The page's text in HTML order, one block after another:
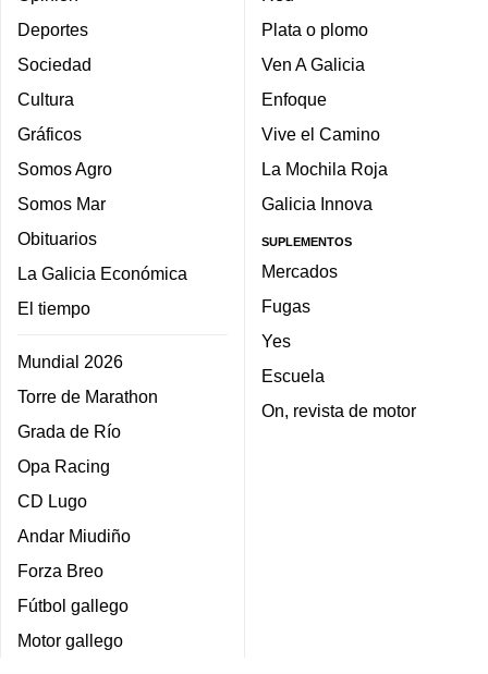
Deportes
Sociedad
Cultura
Gráficos
Somos Agro
Somos Mar
Obituarios
La Galicia Económica
El tiempo
Mundial 2026
Torre de Marathon
Grada de Río
Opa Racing
CD Lugo
Andar Miudiño
Forza Breo
Fútbol gallego
Motor gallego
Plata o plomo
Ven A Galicia
Enfoque
Vive el Camino
La Mochila Roja
Galicia Innova
SUPLEMENTOS
Mercados
Fugas
Yes
Escuela
On, revista de motor